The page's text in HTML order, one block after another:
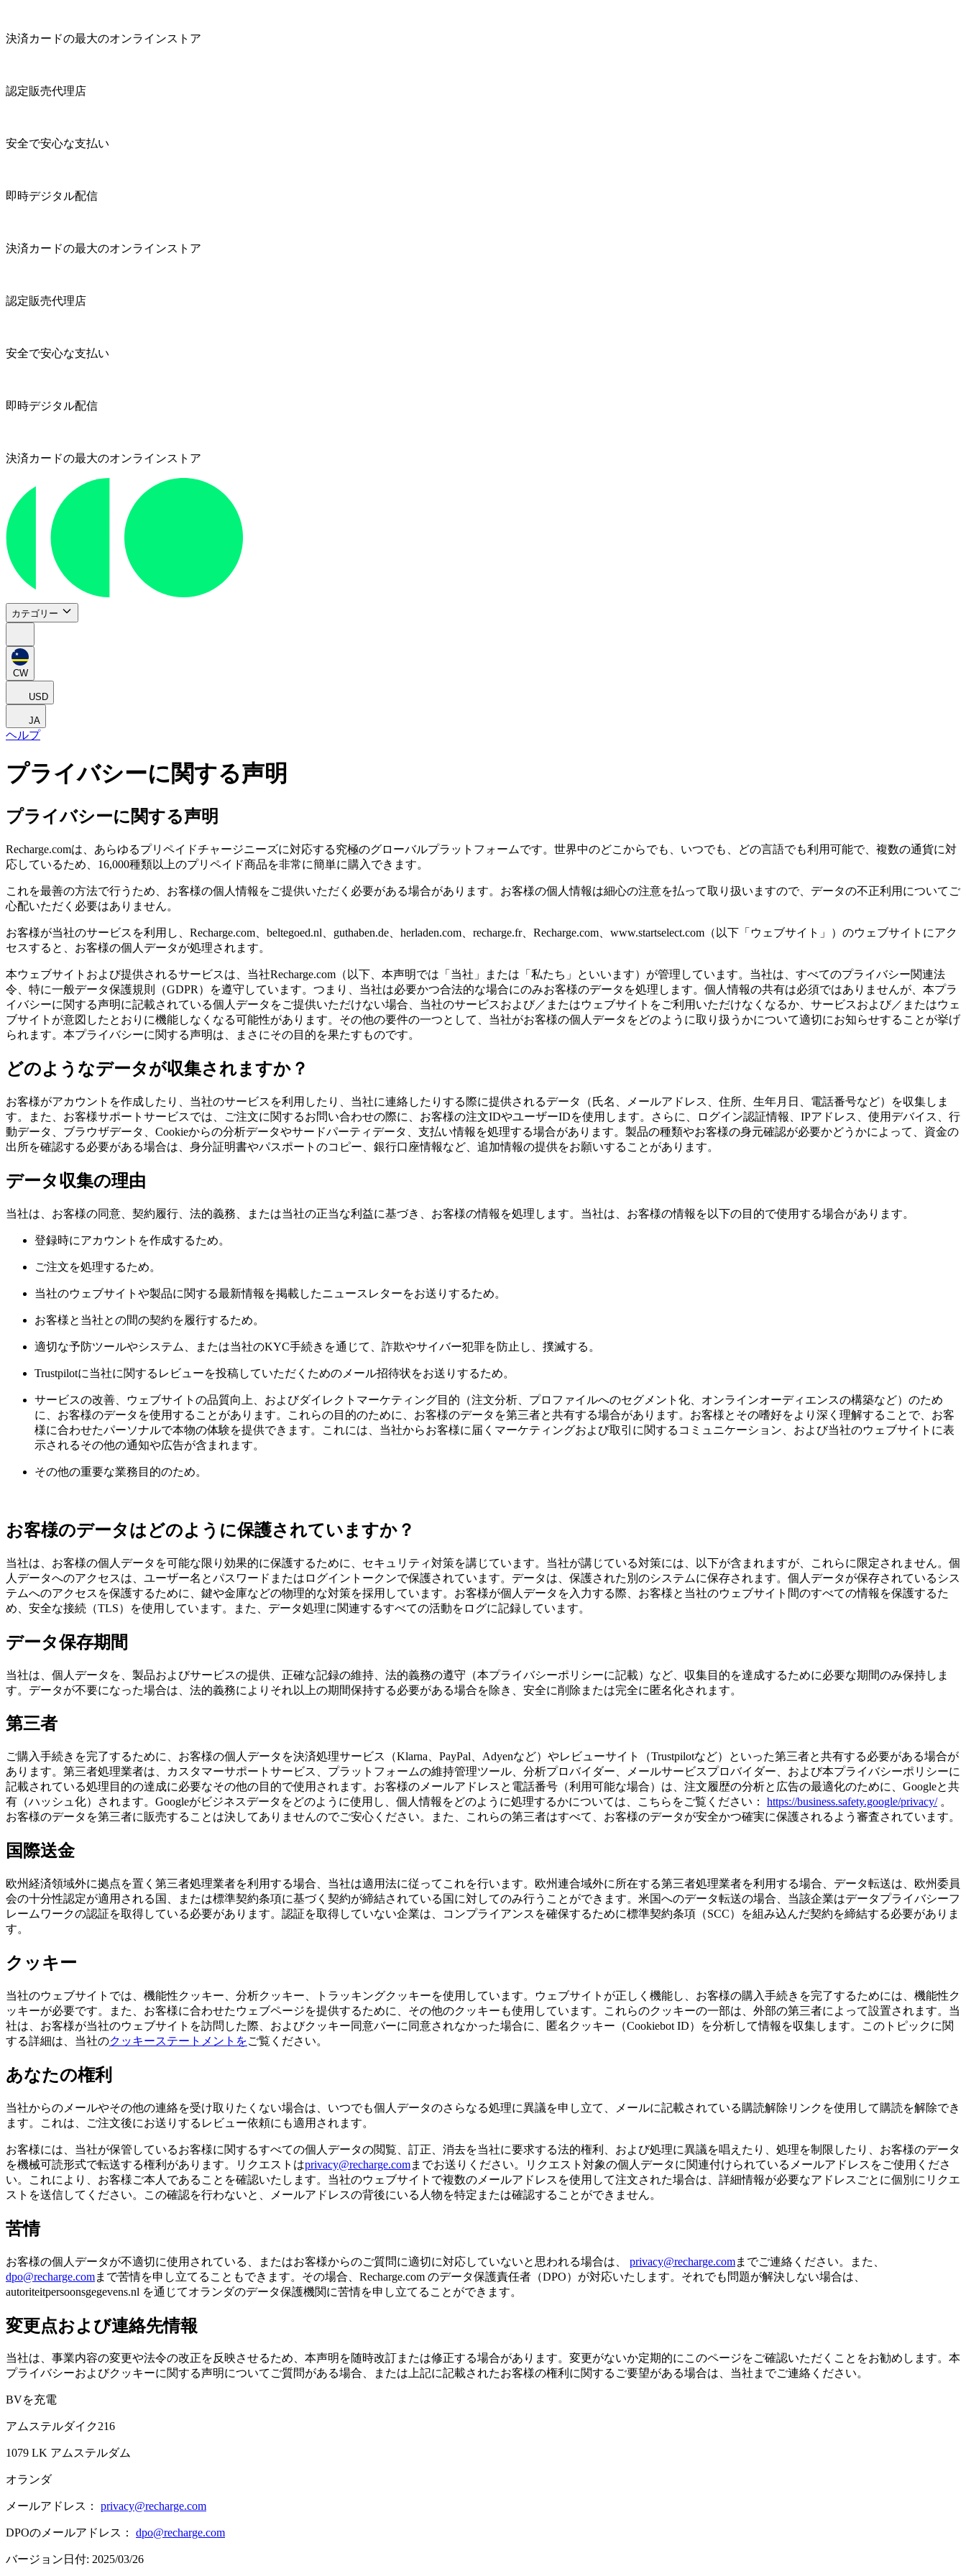
決済カードの最大のオンラインストア
認定販売代理店
安全で安心な支払い
即時デジタル配信
決済カードの最大のオンラインストア
認定販売代理店
安全で安心な支払い
即時デジタル配信
決済カードの最大のオンラインストア
カテゴリー
CW
USD
JA
ヘルプ
プライバシーに関する声明
プライバシーに関する声明
Recharge.comは、あらゆるプリペイドチャージニーズに対応する究極のグローバルプラットフォームです。世界中のどこからでも、いつでも、どの言語でも利用可能で、複数の通貨に対
応しているため、16,000種類以上のプリペイド商品を非常に簡単に購入できます。
これを最善の方法で行うため、お客様の個人情報をご提供いただく必要がある場合があります。お客様の個人情報は細心の注意を払って取り扱いますので、データの不正利用についてご
心配いただく必要はありません。
お客様が当社のサービスを利用し、Recharge.com、beltegoed.nl、guthaben.de、herladen.com、recharge.fr、Recharge.com、www.startselect.com（以下「ウェブサイト」）のウェブサイトにアク
セスすると、お客様の個人データが処理されます。
本ウェブサイトおよび提供されるサービスは、当社Recharge.com（以下、本声明では「当社」または「私たち」といいます）が管理しています。当社は、すべてのプライバシー関連法
令、特に一般データ保護規則（GDPR）を遵守しています。つまり、当社は必要かつ合法的な場合にのみお客様のデータを処理します。個人情報の共有は必須ではありませんが、本プラ
イバシーに関する声明に記載されている個人データをご提供いただけない場合、当社のサービスおよび／またはウェブサイトをご利用いただけなくなるか、サービスおよび／またはウェ
ブサイトが意図したとおりに機能しなくなる可能性があります。その他の要件の一つとして、当社がお客様の個人データをどのように取り扱うかについて適切にお知らせすることが挙げ
られます。本プライバシーに関する声明は、まさにその目的を果たすものです。
どのようなデータが収集されますか？
お客様がアカウントを作成したり、当社のサービスを利用したり、当社に連絡したりする際に提供されるデータ（氏名、メールアドレス、住所、生年月日、電話番号など）を収集しま
す。また、お客様サポートサービスでは、ご注文に関するお問い合わせの際に、お客様の注文IDやユーザーIDを使用します。さらに、ログイン認証情報、IPアドレス、使用デバイス、行
動データ、ブラウザデータ、Cookieからの分析データやサードパーティデータ、支払い情報を処理する場合があります。製品の種類やお客様の身元確認が必要かどうかによって、資金の
出所を確認する必要がある場合は、身分証明書やパスポートのコピー、銀行口座情報など、追加情報の提供をお願いすることがあります。
データ収集の理由
当社は、お客様の同意、契約履行、法的義務、または当社の正当な利益に基づき、お客様の情報を処理します。当社は、お客様の情報を以下の目的で使用する場合があります。
登録時にアカウントを作成するため。
ご注文を処理するため。
当社のウェブサイトや製品に関する最新情報を掲載したニュースレターをお送りするため。
お客様と当社との間の契約を履行するため。
適切な予防ツールやシステム、または当社のKYC手続きを通じて、詐欺やサイバー犯罪を防止し、撲滅する。
Trustpilotに当社に関するレビューを投稿していただくためのメール招待状をお送りするため。
サービスの改善、ウェブサイトの品質向上、およびダイレクトマーケティング目的（注文分析、プロファイルへのセグメント化、オンラインオーディエンスの構築など）のため
に、お客様のデータを使用することがあります。これらの目的のために、お客様のデータを第三者と共有する場合があります。お客様とその嗜好をより深く理解することで、お客
様に合わせたパーソナルで本物の体験を提供できます。これには、当社からお客様に届くマーケティングおよび取引に関するコミュニケーション、および当社のウェブサイトに表
示されるその他の通知や広告が含まれます。
その他の重要な業務目的のため。
お客様のデータはどのように保護されていますか？
当社は、お客様の個人データを可能な限り効果的に保護するために、セキュリティ対策を講じています。当社が講じている対策には、以下が含まれますが、これらに限定されません。個
人データへのアクセスは、ユーザー名とパスワードまたはログイントークンで保護されています。データは、保護された別のシステムに保存されます。個人データが保存されているシス
テムへのアクセスを保護するために、鍵や金庫などの物理的な対策を採用しています。お客様が個人データを入力する際、お客様と当社のウェブサイト間のすべての情報を保護するた
め、安全な接続（TLS）を使用しています。また、データ処理に関連するすべての活動をログに記録しています。
データ保存期間
当社は、個人データを、製品およびサービスの提供、正確な記録の維持、法的義務の遵守（本プライバシーポリシーに記載）など、収集目的を達成するために必要な期間のみ保持しま
す。データが不要になった場合は、法的義務によりそれ以上の期間保持する必要がある場合を除き、安全に削除または完全に匿名化されます。
第三者
ご購入手続きを完了するために、お客様の個人データを決済処理サービス（Klarna、PayPal、Adyenなど）やレビューサイト（Trustpilotなど）といった第三者と共有する必要がある場合が
あります。第三者処理業者は、カスタマーサポートサービス、プラットフォームの維持管理ツール、分析プロバイダー、メールサービスプロバイダー、および本プライバシーポリシーに
記載されている処理目的の達成に必要なその他の目的で使用されます。お客様のメールアドレスと電話番号（利用可能な場合）は、注文履歴の分析と広告の最適化のために、Googleと共
有（ハッシュ化）されます。Googleがビジネスデータをどのように使用し、個人情報をどのように処理するかについては、こちらをご覧ください： https://business.safety.google/privacy/。
お客様のデータを第三者に販売することは決してありませんのでご安心ください。また、これらの第三者はすべて、お客様のデータが安全かつ確実に保護されるよう審査されています。
国際送金
欧州経済領域外に拠点を置く第三者処理業者を利用する場合、当社は適用法に従ってこれを行います。欧州連合域外に所在する第三者処理業者を利用する場合、データ転送は、欧州委員
会の十分性認定が適用される国、または標準契約条項に基づく契約が締結されている国に対してのみ行うことができます。米国へのデータ転送の場合、当該企業はデータプライバシーフ
レームワークの認証を取得している必要があります。認証を取得していない企業は、コンプライアンスを確保するために標準契約条項（SCC）を組み込んだ契約を締結する必要がありま
す。
クッキー
当社のウェブサイトでは、機能性クッキー、分析クッキー、トラッキングクッキーを使用しています。ウェブサイトが正しく機能し、お客様の購入手続きを完了するためには、機能性ク
ッキーが必要です。また、お客様に合わせたウェブページを提供するために、その他のクッキーも使用しています。これらのクッキーの一部は、外部の第三者によって設置されます。当
社は、お客様が当社のウェブサイトを訪問した際、およびクッキー同意バーに同意されなかった場合に、匿名クッキー（Cookiebot ID）を分析して情報を収集します。このトピックに関
する詳細は、当社のクッキーステートメントをご覧ください。
あなたの権利
当社からのメールやその他の連絡を受け取りたくない場合は、いつでも個人データのさらなる処理に異議を申し立て、メールに記載されている購読解除リンクを使用して購読を解除でき
ます。これは、ご注文後にお送りするレビュー依頼にも適用されます。
お客様には、当社が保管しているお客様に関するすべての個人データの閲覧、訂正、消去を当社に要求する法的権利、および処理に異議を唱えたり、処理を制限したり、お客様のデータ
を機械可読形式で転送する権利があります。リクエストはprivacy@recharge.comまでお送りください。リクエスト対象の個人データに関連付けられているメールアドレスをご使用くださ
い。これにより、お客様ご本人であることを確認いたします。当社のウェブサイトで複数のメールアドレスを使用して注文された場合は、詳細情報が必要なアドレスごとに個別にリクエ
ストを送信してください。この確認を行わないと、メールアドレスの背後にいる人物を特定または確認することができません。
苦情
お客様の個人データが不適切に使用されている、またはお客様からのご質問に適切に対応していないと思われる場合は、 privacy@recharge.comまでご連絡ください。また、
dpo@recharge.comまで苦情を申し立てることもできます。その場合、Recharge.com のデータ保護責任者（DPO）が対応いたします。それでも問題が解決しない場合は、
autoriteitpersoonsgegevens.nl を通じてオランダのデータ保護機関に苦情を申し立てることができます。
変更点および連絡先情報
当社は、事業内容の変更や法令の改正を反映させるため、本声明を随時改訂または修正する場合があります。変更がないか定期的にこのページをご確認いただくことをお勧めします。本
プライバシーおよびクッキーに関する声明についてご質問がある場合、または上記に記載されたお客様の権利に関するご要望がある場合は、当社までご連絡ください。
BVを充電
アムステルダイク216
1079 LK アムステルダム
オランダ
メールアドレス： privacy@recharge.com
DPOのメールアドレス： dpo@recharge.com
バージョン日付: 2025/03/26